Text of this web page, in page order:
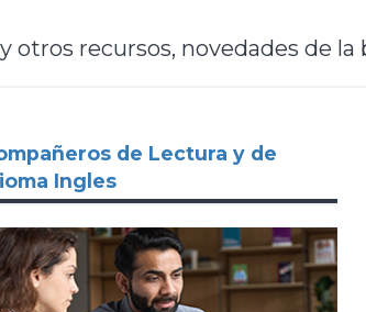
otros recursos, novedades de
de Lectura y de
Ingles